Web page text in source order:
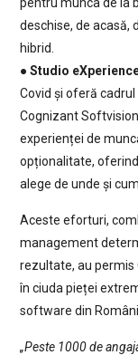
deschise, de acasă,
hibrid.
● Studio
Covid și oferă
Cognizant
experienței de
opționalitate,
alege de unde și
Aceste eforturi,
management
rezultate, au permis
în ciuda pieței
software din
„Peste 1000 de